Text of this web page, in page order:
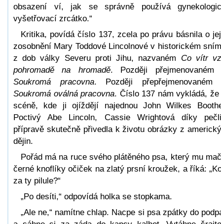
obsazení ví, jak se správně používá
vyšetřovací zrcátko.“
Kritika, povídá číslo 137, zcela po právu básnila o
zosobnění Mary Toddové Lincolnové v historickém
z dob války Severu proti Jihu, nazvaném Co vítr
pohromadě na hromadě. Později přejmenovaném
Soukromá pracovna. Později přepřejmenovaném
Soukromá oválná pracovna. Číslo 137 nám vykládá, že
scéně, kde ji ojíždějí najednou John Wilkes
Poctivý Abe Lincoln, Cassie Wrightová díky
přípravě skutečně přivedla k životu obrázky z
dějin.
Pořád má na ruce svého plátěného psa, který mu
černé knoflíky očiček na zlatý prsní kroužek, a říká:
za ty pilule?“
„Po desíti,“ odpovídá holka se stopkama.
„Ale ne,“ namítne chlap. Nacpe si psa zpátky do